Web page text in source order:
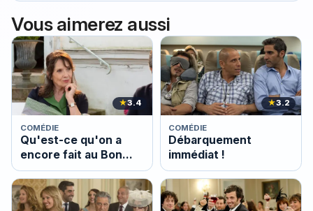
Vous aimerez aussi
★3.4
COMÉDIE
Qu'est-ce qu'on a
encore fait au Bon
Dieu ?
★3.2
COMÉDIE
Débarquement
immédiat !